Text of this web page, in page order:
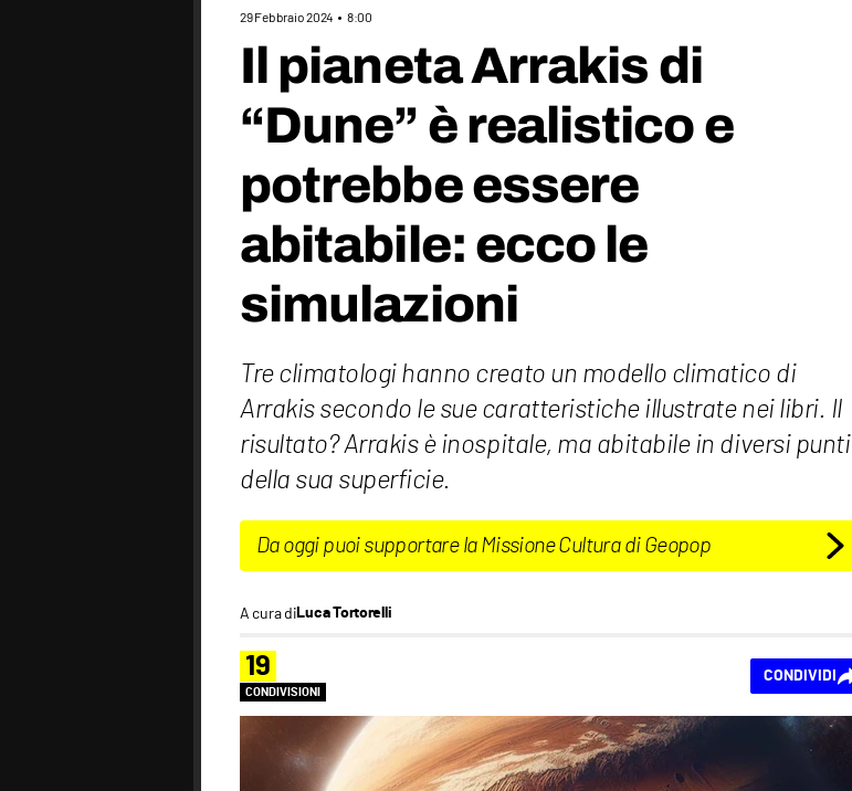
29 Febbraio 2024 8:00
Il pianeta Arrakis di
“Dune” è realistico e
potrebbe essere
abitabile: ecco le
simulazioni
Tre climatologi hanno creato un modello climatico di
Arrakis secondo le sue caratteristiche illustrate nei libri. Il
risultato? Arrakis è inospitale, ma abitabile in diversi punti
della sua superficie.
Da oggi puoi supportare la Missione Cultura di Geopop
A cura diLuca Tortorelli
19
CONDIVISIONI
CONDIVIDI